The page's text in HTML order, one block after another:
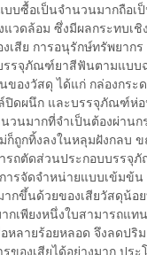
บซื้อเป็นจำนวนมากถือเ
วดล้อม ซึ่งมีผลกระทบเ
เสีย การอนุรักษ์ทรัพยาก
บรรจุภัณฑ์ยาสีฟันตามแบ
ของวัสดุ ได้แก่ กล่องกระ
ปิดผนึก และบรรจุภัณฑ์ห่อ
วนมากที่จำเป็นต้องผ่าน
ก็ถูกทิ้งลงในหลุมฝังกลบ
รถตัดส่วนประกอบบรรจุ
ารจัดจำหน่ายแบบเข้มข้
ขึ้นด้วยของเสียวัสดุน้อ
กเพียงหนึ่งใบสามารถแ
หลายร้อยหลอด จึงลดป
ของเสียได้อย่างมาก ปร